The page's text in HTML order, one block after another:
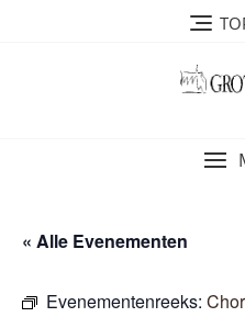
« Alle Evenementen
Evenementenreeks: